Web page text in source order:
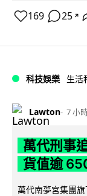
169 25 ↗
科技娛樂 生活
Lawton 7 小
萬代刑事
貨值逾
萬代南夢宮集團